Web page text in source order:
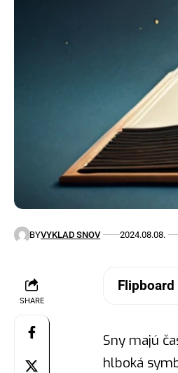
BYVYKLAD SNOV 2024.08.08.
SHARE
Flipboard
Sny majú
hlboká